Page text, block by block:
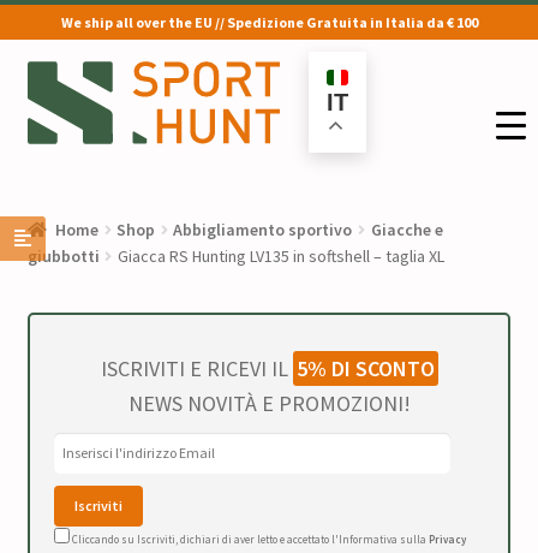
We ship all over the EU // Spedizione Gratuita in Italia da € 100
Vai
alla
navigazione
Vai
al
contenuto
IT
Home Shop Abbigliamento sportivo
Giacche e
giubbotti
Giacca RS Hunting LV135 in softshell – taglia XL
ISCRIVITI E RICEVI IL 5% DI SCONTO
NEWS NOVITÀ E PROMOZIONI!
Cliccando su Iscriviti, dichiari di aver letto e accettato l'Informativa sulla Privacy